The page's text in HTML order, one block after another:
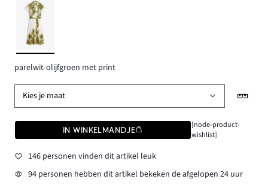
parelwit-olijfgroen met print
Kies je maat
IN WINKELMANDJE
[node-product-
wishlist]
146 personen vinden dit artikel leuk
94 personen hebben dit artikel bekeken de afgelopen 24 uur